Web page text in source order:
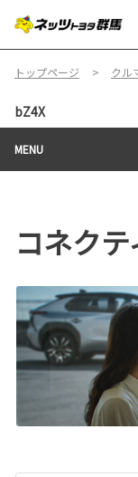
トップページ クル
bZ4X
MENU
コネク